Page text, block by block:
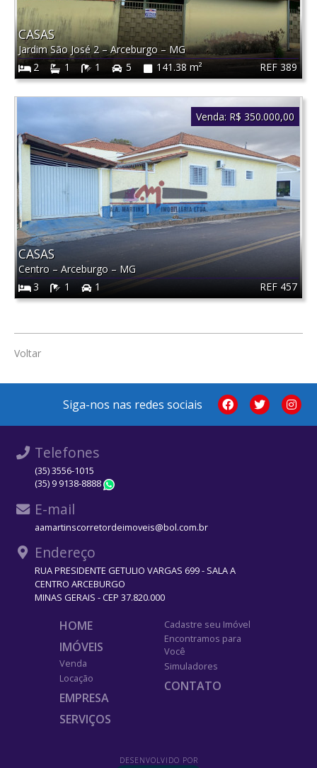
REF 389
CASAS
Jardim São José 2–Arceburgo – MG
2
1 1 5 141.38 m²
REF 457
CASAS
Centro – Arceburgo – MG
3
1 1
Venda: R$ 350.000,00
Voltar
Siga-nos nas redes sociais
Telefones
(35) 3556-1015
(35) 9 9138-8888
E-mail
aamartinscorretordeimoveis@bol.com.br
Endereço
RUA PRESIDENTE GETULIO VARGAS 699 - SALA A
CENTRO ARCEBURGO
MINAS GERAIS - CEP 37.820.000
HOME
IMÓVEIS
Venda
Locação
EMPRESA
SERVIÇOS
Cadastre seu Imóvel
Encontramos para
Você
Simuladores
CONTATO
DESENVOLVIDO POR